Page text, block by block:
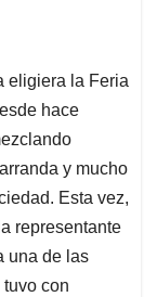
eligiera la Feria
hace
y mucho
Esta vez,
representante
una de las
con